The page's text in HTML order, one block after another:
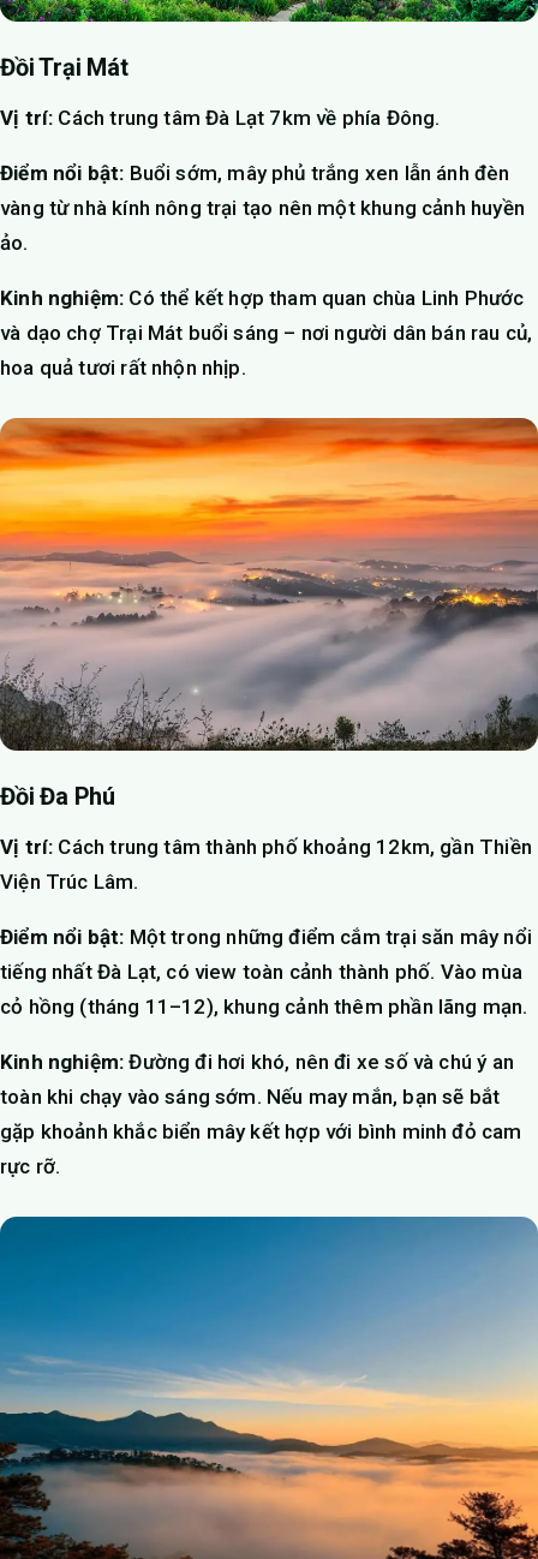
Đồi Trại Mát
Vị trí: Cách trung tâm Đà Lạt 7km về phía Đông.
Điểm nổi bật: Buổi sớm, mây phủ trắng xen lẫn ánh đèn
vàng từ nhà kính nông trại tạo nên một khung cảnh huyền
ảo.
Kinh nghiệm: Có thể kết hợp tham quan chùa Linh Phước
và dạo chợ Trại Mát buổi sáng – nơi người dân bán rau củ,
hoa quả tươi rất nhộn nhịp.
Đồi Đa Phú
Vị trí: Cách trung tâm thành phố khoảng 12km, gần Thiền
Viện Trúc Lâm.
Điểm nổi bật: Một trong những điểm cắm trại săn mây nổi
tiếng nhất Đà Lạt, có view toàn cảnh thành phố. Vào mùa
cỏ hồng (tháng 11–12), khung cảnh thêm phần lãng mạn.
Kinh nghiệm: Đường đi hơi khó, nên đi xe số và chú ý an
toàn khi chạy vào sáng sớm. Nếu may mắn, bạn sẽ bắt
gặp khoảnh khắc biển mây kết hợp với bình minh đỏ cam
rực rỡ.